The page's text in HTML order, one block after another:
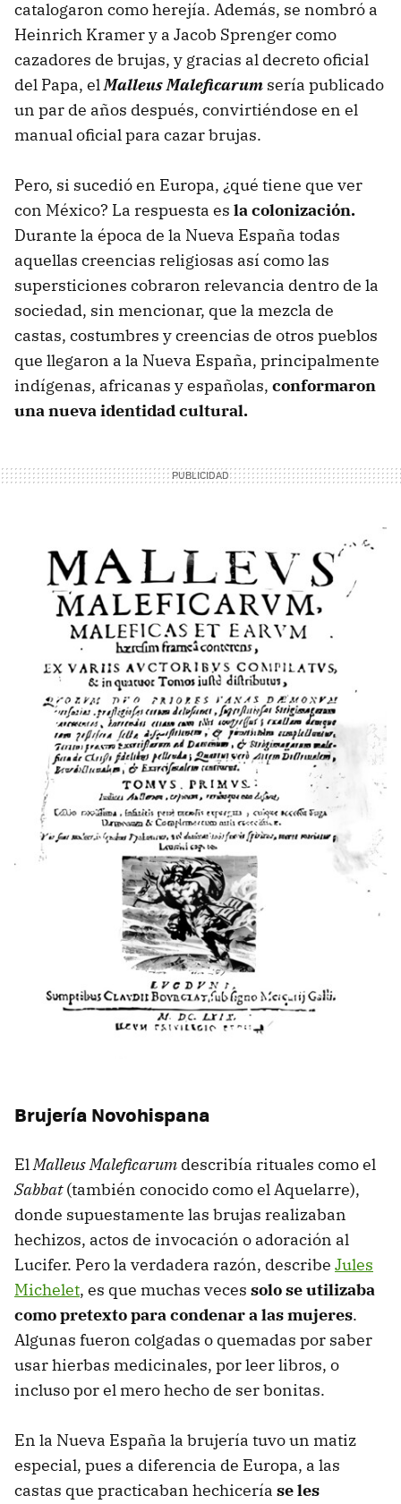
catalogaron como herejía. Además, se nombró a
Heinrich Kramer y a Jacob Sprenger como
cazadores de brujas, y gracias al decreto oficial
del Papa, elMalleus Maleficarum sería publicado
un par de años después, convirtiéndose en el
manual oficial para cazar brujas.
Pero, si sucedió en Europa, ¿qué tiene que ver
con México? La respuesta es la colonización.
Durante la época de la Nueva España todas
aquellas creencias religiosas así como las
supersticiones cobraron relevancia dentro de la
sociedad, sin mencionar, que la mezcla de
castas, costumbres y creencias de otros pueblos
que llegaron a la Nueva España, principalmente
indígenas, africanas y españolas, conformaron
una nueva identidad cultural.
Brujería Novohispana
ElMalleus Maleficarum describía rituales como el
Sabbat(también conocido como el Aquelarre),
donde supuestamente las brujas realizaban
hechizos, actos de invocación o adoración al
Lucifer. Pero la verdadera razón, describe Jules
Michelet, es que muchas veces solo se utilizaba
como pretexto para condenar a las mujeres.
Algunas fueron colgadas o quemadas por saber
usar hierbas medicinales, por leer libros, o
incluso por el mero hecho de ser bonitas.
En la Nueva España la brujería tuvo un matiz
especial, pues a diferencia de Europa, a las
castas que practicaban hechicería se les